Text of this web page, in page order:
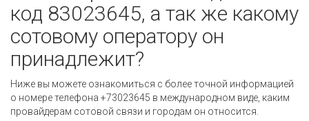
код 83023645, а так же какому
сотовому оператору он
принадлежит?
Ниже вы можете ознакомиться с более точной информацией
о номере телефона +73023645 в международном виде, каким
провайдерам сотовой связи и городам он относится.